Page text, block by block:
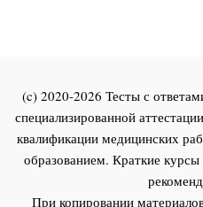
(c) 2020-2026 Тесты с
специализированной
квалификации медицинских
образованием. Краткие курсы
При копировании материалов